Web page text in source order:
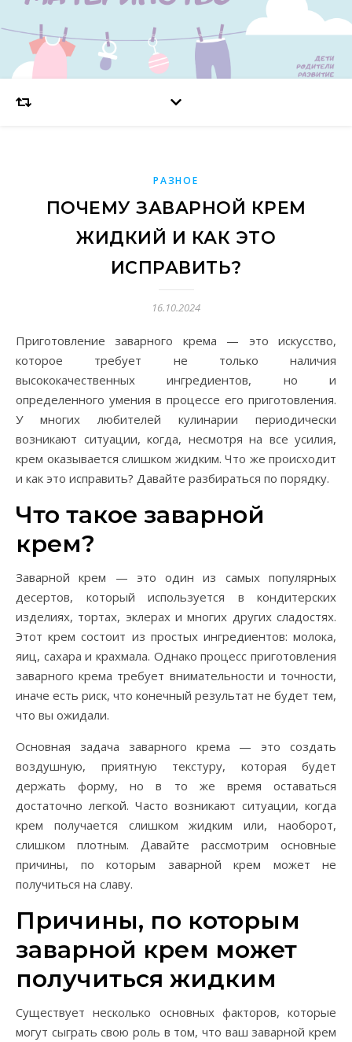
РАЗНОЕ
ПОЧЕМУ ЗАВАРНОЙ КРЕМ
ЖИДКИЙ И КАК ЭТО
ИСПРАВИТЬ?
16.10.2024
Приготовление заварного крема — это искусство,
которое требует не только наличия
высококачественных ингредиентов, но и
определенного умения в процессе его приготовления.
У многих любителей кулинарии периодически
возникают ситуации, когда, несмотря на все усилия,
крем оказывается слишком жидким. Что же происходит
и как это исправить? Давайте разбираться по порядку.
Что такое заварной
крем?
Заварной крем — это один из самых популярных
десертов, который используется в кондитерских
изделиях, тортах, эклерах и многих других сладостях.
Этот крем состоит из простых ингредиентов: молока,
яиц, сахара и крахмала. Однако процесс приготовления
заварного крема требует внимательности и точности,
иначе есть риск, что конечный результат не будет тем,
что вы ожидали.
Основная задача заварного крема — это создать
воздушную, приятную текстуру, которая будет
держать форму, но в то же время оставаться
достаточно легкой. Часто возникают ситуации, когда
крем получается слишком жидким или, наоборот,
слишком плотным. Давайте рассмотрим основные
причины, по которым заварной крем может не
получиться на славу.
Причины, по которым
заварной крем может
получиться жидким
Существует несколько основных факторов, которые
могут сыграть свою роль в том, что ваш заварной крем